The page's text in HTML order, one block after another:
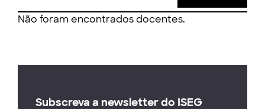
Não foram encontrados docentes.
Subscreva a newsletter do ISEG